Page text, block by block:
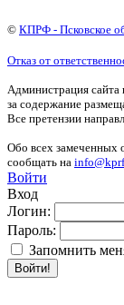
© КПРФ - Псковское
Отказ от
Администрация сайта
за содержание
Все претензии
Обо всех замеченных
сообщать на
Войти
Вход
Логин:
Пароль:
Запомнить